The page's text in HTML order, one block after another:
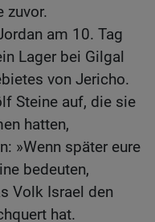
zuvor.
am 10. Tag
Lager bei Gilgal
von Jericho.
Steine auf, die sie
hatten,
»Wenn später eure
bedeuten,
Volk Israel den
hat.